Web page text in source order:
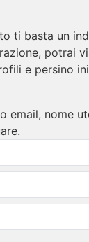
ti basta un
potrai
e persino
email, nome